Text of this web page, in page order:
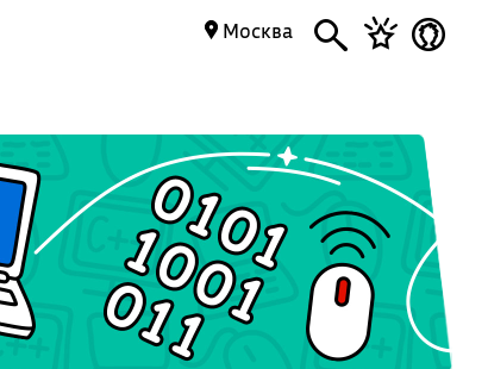
Москва